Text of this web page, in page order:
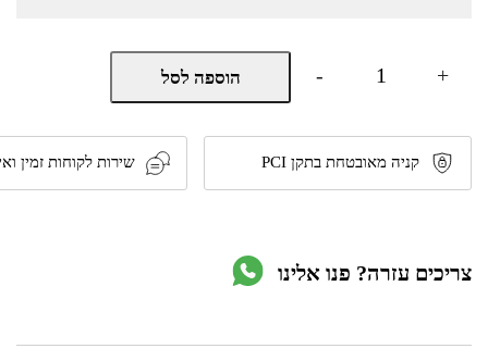
-
כמות
מיטת
קורי
-
Corry
Baby
Dainy's
+ הוספה לסל
קניה מאובטחת בתקן PCI שירות לקוחות זמין
צריכים עזרה? פנו אלינו